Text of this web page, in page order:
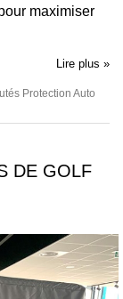
maximiser
Lire plus »
Protection Auto
DE GOLF